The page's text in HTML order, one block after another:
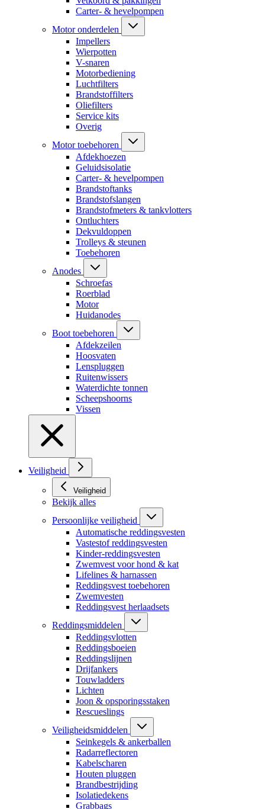
Carter- & hevelpompen
Motor onderdelen
Impellers
Wierpotten
V-snaren
Motorbediening
Luchtfilters
Brandstoffilters
Oliefilters
Service kits
Overig
Motor toebehoren
Afdekhoezen
Geluidsisolatie
Carter- & hevelpompen
Brandstoftanks
Brandstofslangen
Brandstofmeters & tankvlotters
Ontluchters
Dekvuldoppen
Trolleys & steunen
Toebehoren
Anodes
Schroefas
Roerblad
Motor
Huidanodes
Boot toebehoren
Afdekzeilen
Hoosvaten
Lenspluggen
Ruitenwissers
Waterdichte tonnen
Scheepshoorns
Vissen
Veiligheid
Veiligheid
Bekijk alles
Persoonlijke veiligheid
Automatische reddingsvesten
Vastestof reddingsvesten
Kinder-reddingsvesten
Zwemvest voor hond & kat
Lifelines & harnassen
Reddingsvest toebehoren
Zwemvesten
Reddingsvest herlaadsets
Reddingsmiddelen
Reddingsvlotten
Reddingsboeien
Reddingslijnen
Drijfankers
Touwladders
Lichten
Joon & opsporingsstaken
Rescueslings
Veiligheidsmiddelen
Seinkegels & ankerballen
Radarreflectoren
Kabelscharen
Houten pluggen
Brandbestrijding
Isolatiedekens
Grabbags